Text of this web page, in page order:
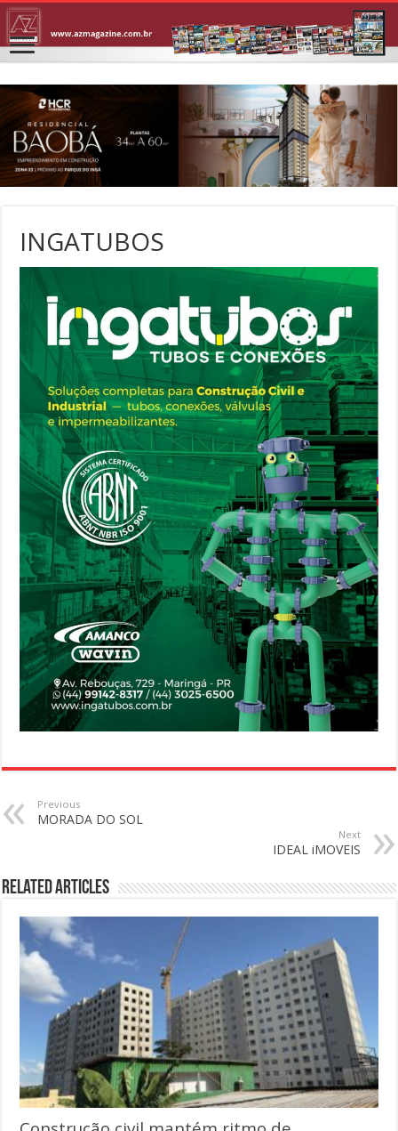
INGATUBOS
Previous
MORADA DO SOL
Next
IDEAL iMOVEIS
Related Articles